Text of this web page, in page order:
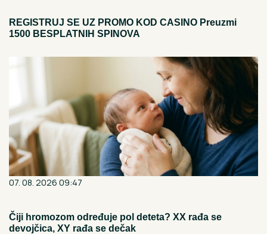
REGISTRUJ SE UZ PROMO KOD CASINO Preuzmi
1500 BESPLATNIH SPINOVA
07. 08. 2026 09:47
Čiji hromozom određuje pol deteta? XX rađa se
devojčica, XY rađa se dečak